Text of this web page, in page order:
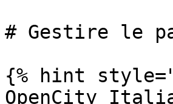
# Gestire le
{% hint
OpenCity